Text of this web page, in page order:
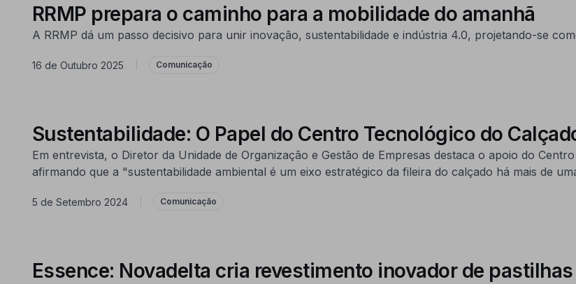
RRMP prepara o caminho para a mobilidade do amanhã
A RRMP dá um passo decisivo para unir inovação, sustentabilidade e indústria 4.0, projetando-se
16 de Outubro 2025 Comunicação
Sustentabilidade: O Papel do Centro Tecnológico do
Em entrevista, o Diretor da Unidade de Organização e Gestão de Empresas destaca o apoio do
afirmando que a "sustentabilidade ambiental é um eixo estratégico da fileira do calçado há mais de
5 de Setembro 2024 Comunicação
Essence: Novadelta cria revestimento inovador de